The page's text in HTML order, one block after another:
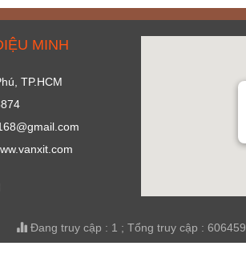
MINH
TP.HCM
Đang truy cập : 1 ; Tổng truy cập : 606459